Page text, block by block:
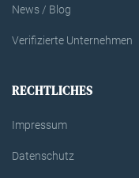
News / Blog
Verifizierte Unternehmen
RECHTLICHES
Impressum
Datenschutz